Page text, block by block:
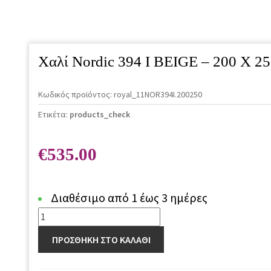
Χαλί Nordic 394 I BEIGE – 200 X
Κωδικός προϊόντος: royal_11NOR394I.200250
Ετικέτα: products_check
€535.00
Διαθέσιμο από 1 έως 3 ημέρες
Χαλί
Nordic
ΠΡΟΣΘΗΚΗ ΣΤΟ ΚΑΛΑΘΙ